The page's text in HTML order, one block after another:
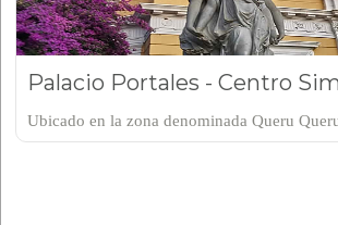
Palacio Portales - Centro
Ubicado en la zona denominada Queru